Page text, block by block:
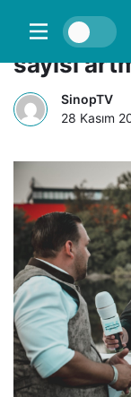
Afrika
sayısı
SinopTV
28 Kasım